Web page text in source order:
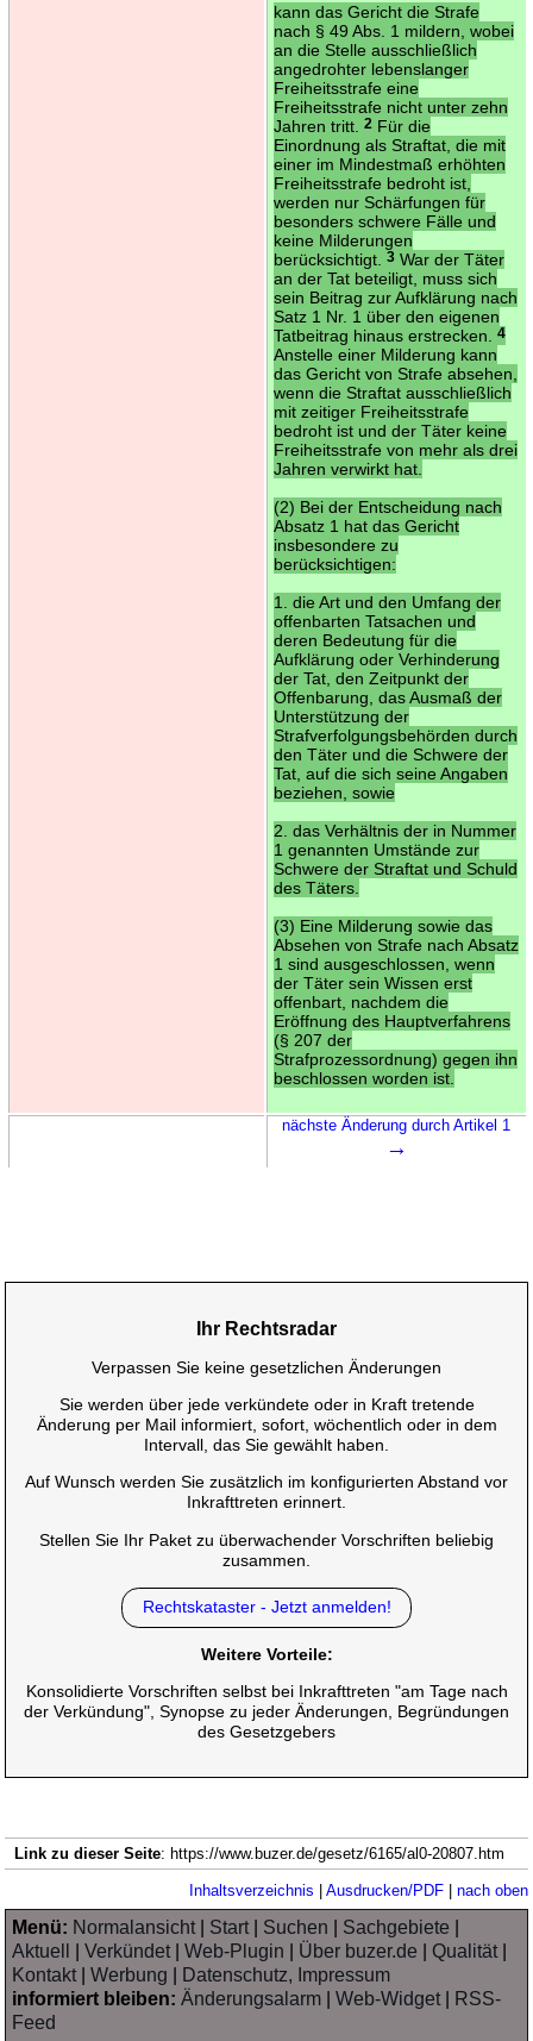
kann das Gericht die Strafe
nach § 49 Abs. 1 mildern, wobei
an die Stelle ausschließlich
angedrohter lebenslanger
Freiheitsstrafe eine
Freiheitsstrafe nicht unter zehn
Jahren tritt.
2Für die
Einordnung als Straftat, die mit
einer im Mindestmaß erhöhten
Freiheitsstrafe bedroht ist,
werden nur Schärfungen für
besonders schwere Fälle und
keine Milderungen
berücksichtigt.
3War der Täter
an der Tat beteiligt, muss sich
sein Beitrag zur Aufklärung nach
Satz 1 Nr. 1 über den eigenen
Tatbeitrag hinaus erstrecken.
4
Anstelle einer Milderung kann
das Gericht von Strafe absehen,
wenn die Straftat ausschließlich
mit zeitiger Freiheitsstrafe
bedroht ist und der Täter keine
Freiheitsstrafe von mehr als drei
Jahren verwirkt hat.
(2) Bei der Entscheidung nach
Absatz 1 hat das Gericht
insbesondere zu
berücksichtigen:
1. die Art und den Umfang der
offenbarten Tatsachen und
deren Bedeutung für die
Aufklärung oder Verhinderung
der Tat, den Zeitpunkt der
Offenbarung, das Ausmaß der
Unterstützung der
Strafverfolgungsbehörden durch
den Täter und die Schwere der
Tat, auf die sich seine Angaben
beziehen, sowie
2. das Verhältnis der in Nummer
1 genannten Umstände zur
Schwere der Straftat und Schuld
des Täters.
(3) Eine Milderung sowie das
Absehen von Strafe nach Absatz
1 sind ausgeschlossen, wenn
der Täter sein Wissen erst
offenbart, nachdem die
Eröffnung des Hauptverfahrens
(§ 207 der
Strafprozessordnung) gegen ihn
beschlossen worden ist.
nächste Änderung durch Artikel 1
→
Ihr Rechtsradar
Verpassen Sie keine gesetzlichen Änderungen
Sie werden über jede verkündete oder in Kraft tretende
Änderung per Mail informiert, sofort, wöchentlich oder in dem
Intervall, das Sie gewählt haben.
Auf Wunsch werden Sie zusätzlich im konfigurierten Abstand vor
Inkrafttreten erinnert.
Stellen Sie Ihr Paket zu überwachender Vorschriften beliebig
zusammen.
Rechtskataster - Jetzt anmelden!
Weitere Vorteile:
Konsolidierte Vorschriften selbst bei Inkrafttreten "am Tage nach
der Verkündung", Synopse zu jeder Änderungen, Begründungen
des Gesetzgebers
Link zu dieser Seite: https://www.buzer.de/gesetz/6165/al0-20807.htm
Inhaltsverzeichnis Ausdrucken/PDF| nach oben
Menü: Normalansicht| Start| Suchen Sachgebiete
Aktuell
|Verkündet|Web-Plugin Über buzer.de |Qualität|
Kontakt|Werbung
Datenschutz, Impressum
informiert bleiben: Änderungsalarm |Web-Widget|
RSS-
Feed